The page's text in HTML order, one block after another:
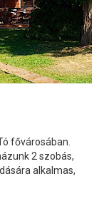
fővárosában.
2 szobás,
alkalmas,